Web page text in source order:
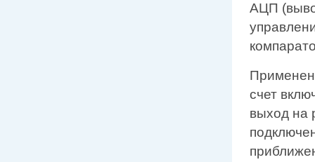
АЦП
счет
выход на